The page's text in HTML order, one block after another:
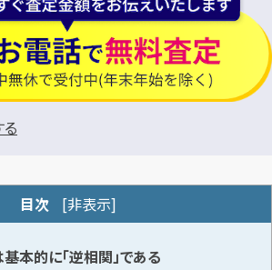
目次 [非表示]
本的に「逆相関」である